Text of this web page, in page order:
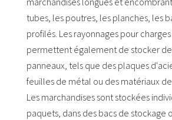
tubes, les poutres, les planches, les
profilés. Les rayonnages pour
permettent également de stocker
panneaux, tels que des plaques
feuilles de métal ou des matériaux
Les marchandises sont stockées
paquets, dans des bacs de stockage